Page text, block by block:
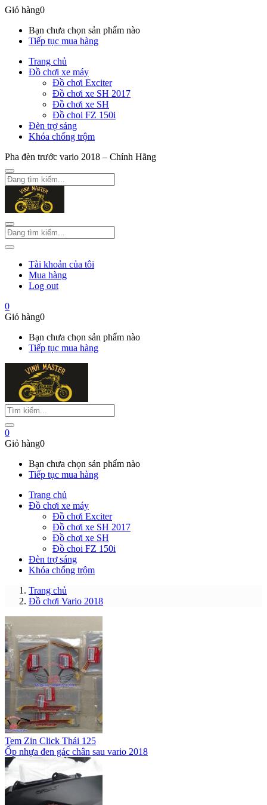
Giỏ hàng0
Bạn chưa chọn sản phẩm nào
Tiếp tục mua hàng
Trang chủ
Đồ chơi xe máy
Đồ chơi Exciter
Đồ chơi xe SH 2017
Đồ chơi xe SH
Đồ choi FZ 150i
Đèn trợ sáng
Khóa chống trộm
Pha đèn trước vario 2018 – Chính Hãng
Tài khoản của tôi
Mua hàng
Log out
0
Giỏ hàng0
Bạn chưa chọn sản phẩm nào
Tiếp tục mua hàng
0
Giỏ hàng0
Bạn chưa chọn sản phẩm nào
Tiếp tục mua hàng
Trang chủ
Đồ chơi xe máy
Đồ chơi Exciter
Đồ chơi xe SH 2017
Đồ chơi xe SH
Đồ choi FZ 150i
Đèn trợ sáng
Khóa chống trộm
Trang chủ
Đồ chơi Vario 2018
Tem Zin Click Thái 125
Ốp nhựa đen gác chân sau vario 2018